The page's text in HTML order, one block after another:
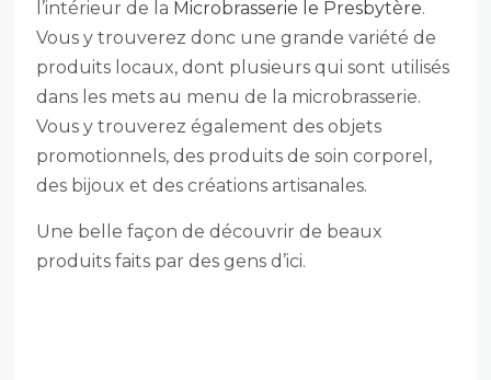
l’intérieur de la Microbrasserie le Presbytère.
Vous y trouverez donc une grande variété de
produits locaux, dont plusieurs qui sont utilisés
dans les mets au menu de la microbrasserie.
Vous y trouverez également des objets
promotionnels, des produits de soin corporel,
des bijoux et des créations artisanales.
Une belle façon de découvrir de beaux
produits faits par des gens d’ici.